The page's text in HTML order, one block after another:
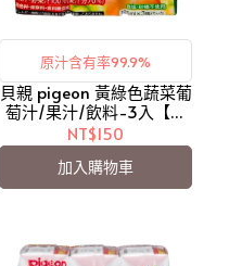
原汁含有率99.9%
貝親 pigeon 黃綠色蔬菜葡
萄汁/果汁/飲料-3入【愛
吾兒】
NT$150
加入購物車